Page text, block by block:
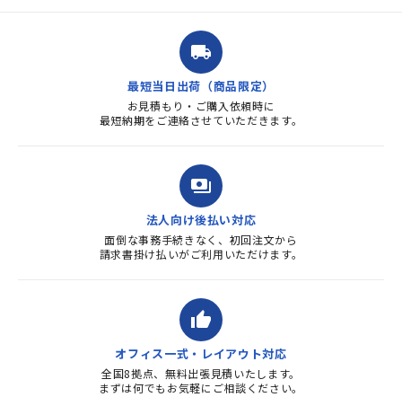
ました。商品到着も早く、品
質・使いやすさで満足していま
す。また、リピートするときは
よろしくお...
local_shipping
最短当日出荷（商品限定）
お見積もり・ご購入依頼時に
最短納期をご連絡させていただきます。
payments
法人向け後払い対応
面倒な事務手続きなく、初回注文から
請求書掛け払いがご利用いただけます。
thumb_up
オフィス一式・レイアウト対応
全国8拠点、無料出張見積いたします。
まずは何でもお気軽にご相談ください。